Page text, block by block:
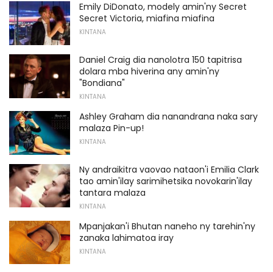
Emily DiDonato, modely amin'ny Secret
Secret Victoria, miafina miafina
KINTANA
Daniel Craig dia nanolotra 150 tapitrisa
dolara mba hiverina any amin'ny
"Bondiana"
KINTANA
Ashley Graham dia nanandrana naka sary
malaza Pin-up!
KINTANA
Ny andraikitra vaovao nataon'i Emilia Clark
tao amin'ilay sarimihetsika novokarin'ilay
tantara malaza
KINTANA
Mpanjakan'i Bhutan naneho ny tarehin'ny
zanaka lahimatoa iray
KINTANA